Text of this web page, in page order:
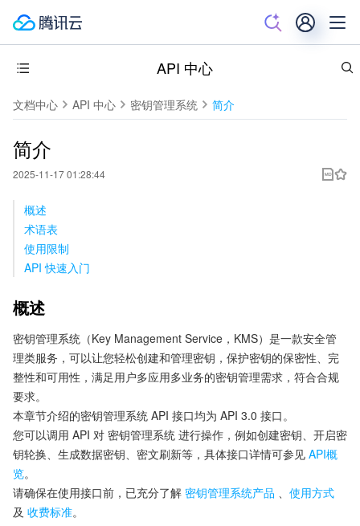
API 中心
文档中心 API 中心 密钥管理系统 简介
简介
2025-11-17 01:28:44
概述
术语表
使用限制
API 快速入门
概述
密钥管理系统（Key Management Service，KMS）是一款安全管
理类服务，可以让您轻松创建和管理密钥，保护密钥的保密性、完
整性和可用性，满足用户多应用多业务的密钥管理需求，符合合规
要求。
本章节介绍的密钥管理系统 API 接口均为 API 3.0 接口。
您可以调用 API 对 密钥管理系统 进行操作，例如创建密钥、开启密
钥轮换、生成数据密钥、密文刷新等，具体接口详情可参见 API概
览。
请确保在使用接口前，已充分了解 密钥管理系统产品 、 使用方式
及 收费标准。